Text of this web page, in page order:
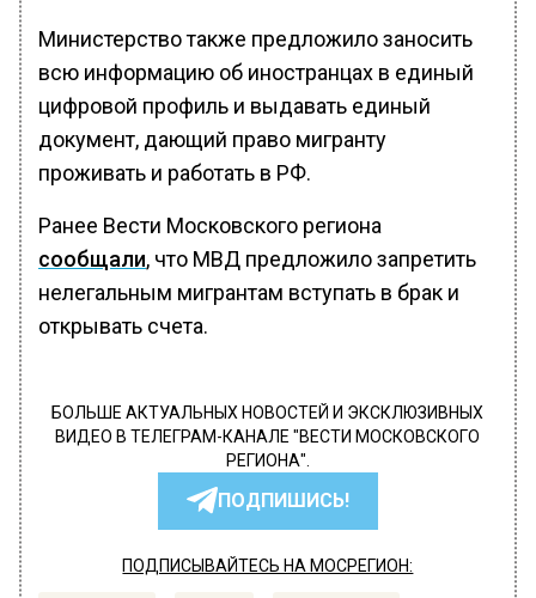
Министерство также предложило заносить
всю информацию об иностранцах в единый
цифровой профиль и выдавать единый
документ, дающий право мигранту
проживать и работать в РФ.
Ранее Вести Московского региона
сообщали, что МВД предложило запретить
нелегальным мигрантам вступать в брак и
открывать счета.
БОЛЬШЕ АКТУАЛЬНЫХ НОВОСТЕЙ И ЭКСКЛЮЗИВНЫХ
ВИДЕО В ТЕЛЕГРАМ-КАНАЛЕ "ВЕСТИ МОСКОВСКОГО
РЕГИОНА".
ПОДПИШИСЬ!
ПОДПИСЫВАЙТЕСЬ НА МОСРЕГИОН: